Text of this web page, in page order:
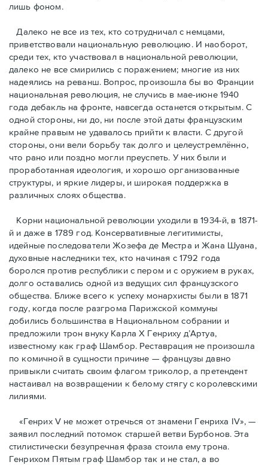
лишь фоном.
Далеко не все из тех, кто сотрудничал с немцами,
приветствовали национальную революцию. И наоборот,
среди тех, кто участвовал в национальной революции,
далеко не все смирились с поражением; многие из них
надеялись на реванш. Вопрос, произошла бы во Франции
национальная революция, не случись в мае-июне 1940
года дебакль на фронте, навсегда останется открытым. С
одной стороны, ни до, ни после этой даты французским
крайне правым не удавалось прийти к власти. С другой
стороны, они вели борьбу так долго и целеустремлённо,
что рано или поздно могли преуспеть. У них были и
проработанная идеология, и хорошо организованные
структуры, и яркие лидеры, и широкая поддержка в
различных слоях общества.
Корни национальной революции уходили в 1934-й, в 1871-
й и даже в 1789 год. Консервативные легитимисты,
идейные последователи Жозефа де Местра и Жана Шуана,
духовные наследники тех, кто начиная с 1792 года
боролся против республики с пером и с оружием в руках,
долго оставались одной из ведущих сил французского
общества. Ближе всего к успеху монархисты были в 1871
году, когда после разгрома Парижской коммуны
добились большинства в Национальном собрании и
предложили трон внуку Карла Х Генриху д’Артуа,
известному как граф Шамбор. Реставрация не произошла
по комичной в сущности причине — французы давно
привыкли считать своим флагoм триколор, а претендент
настаивал на возвращении к белому стягу с королевскими
лилиями.
«Генрих V не может отречься от знамени Генриха IV», —
заявил последний потомок старшей ветви Бурбонов. Эта
стилистически безупречная фраза стоила ему трона.
Генрихом Пятым граф Шамбор так и не стал, а во